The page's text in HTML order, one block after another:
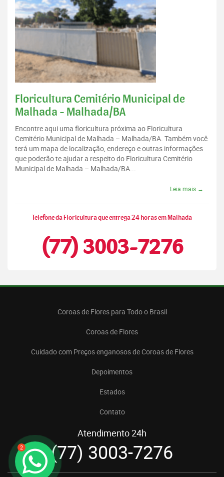
2
Floricultura Cemitério Municipal de
Malhada - Malhada/BA
Encontre aqui uma floricultura próxima ao Floricultura
Cemitério Municipal de Malhada – Malhada/BA. Também você
terá um mapa de localização, endereço e outras informações
que poderão te ajudar a respeito do Floricultura Cemitério
Municipal de Malhada – Malhada/BA...
Leia mais →
Telefone da Floricultura que entrega 24 horas em Malhada
(77) 3003-7276
Coroas de Flores para Todo o Brasil
Coroas de Flores
Cuidado com Preços enganosos de Coroas de Flores
Depoimentos
Estados
Contato
Atendimento 24h
(77) 3003-7276